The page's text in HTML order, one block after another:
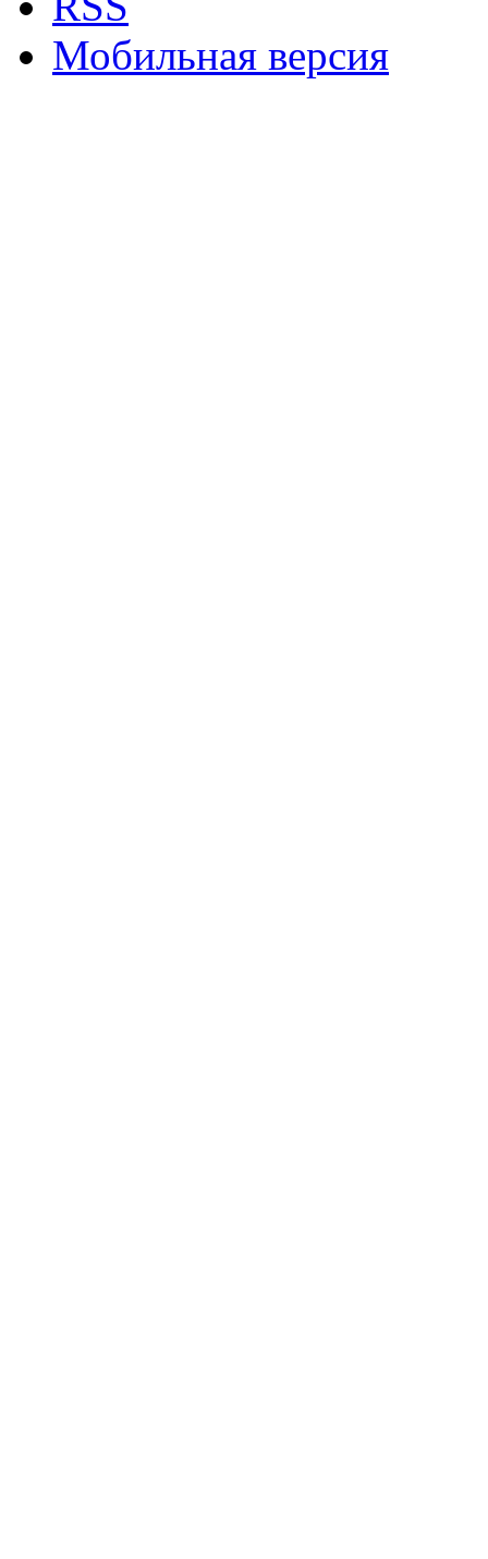
Мобильная версия